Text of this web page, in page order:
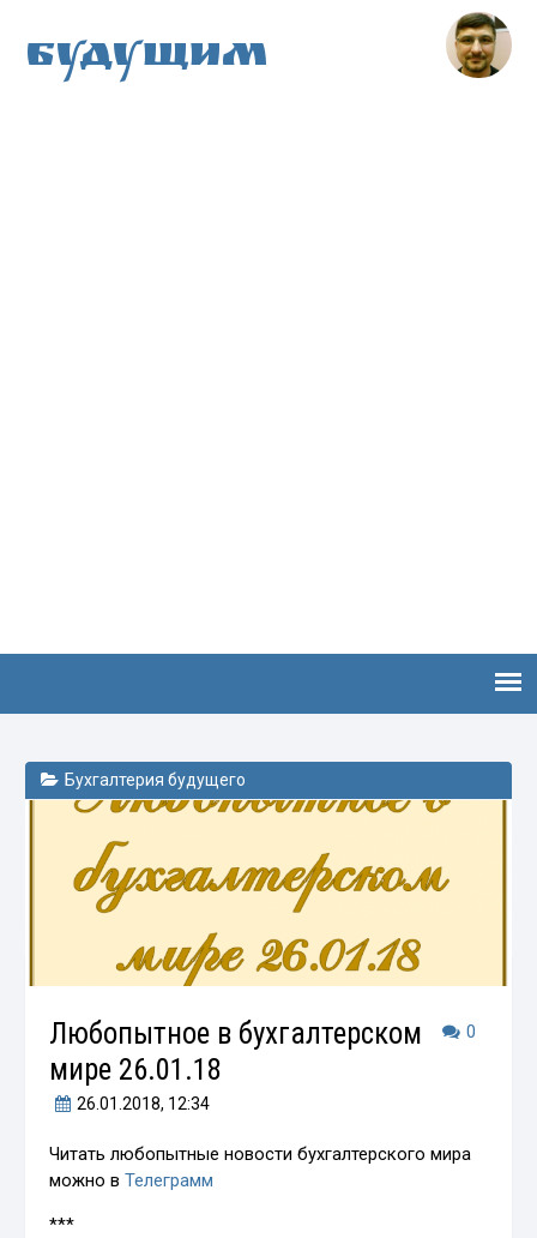
Будущим
Бухгалтерия будущего
0
Любопытное в бухгалтерском
мире 26.01.18
26.01.2018, 12:34
Читать любопытные новости бухгалтерского мира
можно вТелеграмм
***